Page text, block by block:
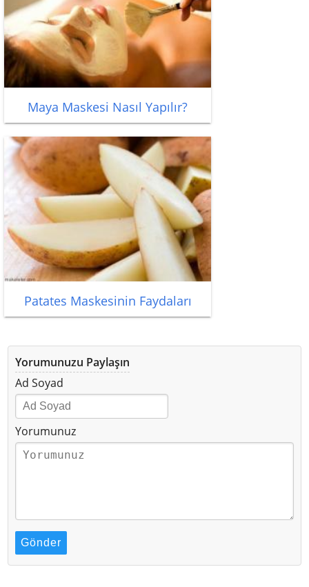
Maya Maskesi Nasıl Yapılır?
Patates Maskesinin Faydaları
Yorumunuzu Paylaşın
Ad Soyad
Yorumunuz
Gönder